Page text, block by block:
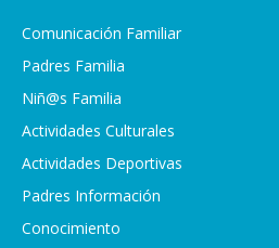
Comunicación Familiar
Padres Familia
Niñ@s Familia
Actividades Culturales
Actividades Deportivas
Padres Información
Conocimiento